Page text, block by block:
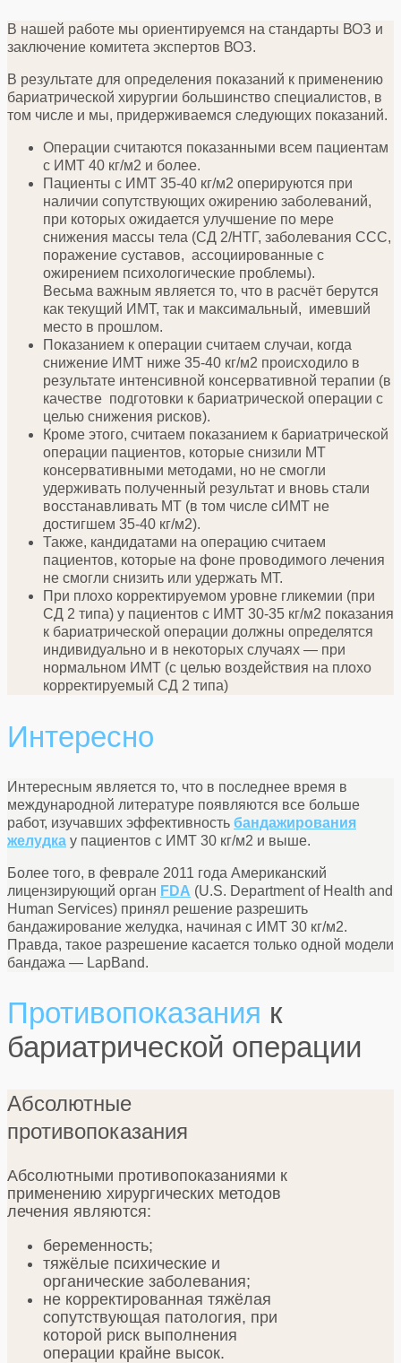
В нашей работе мы ориентируемся на стандарты ВОЗ и
заключение комитета экспертов ВОЗ.
В результате для определения показаний к применению
бариатрической хирургии большинство специалистов, в
том числе и мы, придерживаемся следующих показаний.
Операции считаются показанными всем пациентам
с ИМТ 40 кг/м2 и более.
Пациенты с ИМТ 35-40 кг/м2 оперируются при
наличии сопутствующих ожирению заболеваний,
при которых ожидается улучшение по мере
снижения массы тела (СД 2/НТГ, заболевания CCC,
поражение суставов, ассоциированные с
ожирением психологические проблемы).
Весьма важным является то, что в расчёт берутся
как текущий ИМТ, так и максимальный, имевший
место в прошлом.
Показанием к операции считаем случаи, когда
снижение ИМТ ниже 35-40 кг/м2 происходило в
результате интенсивной консервативной терапии (в
качестве подготовки к бариатрической операции с
целью снижения рисков).
Кроме этого, считаем показанием к бариатрической
операции пациентов, которые снизили МТ
консервативными методами, но не смогли
удерживать полученный результат и вновь стали
восстанавливать МТ (в том числе сИМТ не
достигшем 35-40 кг/м2).
Также, кандидатами на операцию считаем
пациентов, которые на фоне проводимого лечения
не смогли снизить или удержать МТ.
При плохо корректируемом уровне гликемии (при
СД 2 типа) у пациентов с ИМТ 30-35 кг/м2 показания
к бариатрической операции должны определятся
индивидуально и в некоторых случаях — при
нормальном ИМТ (с целью воздействия на плохо
корректируемый СД 2 типа)
Интересно
Интересным является то, что в последнее время в
международной литературе появляются все больше
работ, изучавших эффективность бандажирования
желудка у пациентов с ИМТ 30 кг/м2 и выше.
Более того, в феврале 2011 года Американский
лицензирующий орган FDA (U.S. Department of Health and
Human Services) принял решение разрешить
бандажирование желудка, начиная с ИМТ 30 кг/м2.
Правда, такое разрешение касается только одной модели
бандажа — LapBand.
Противопоказания к
бариатрической операции
Абсолютные
противопоказания
Абсолютными противопоказаниями к
применению хирургических методов
лечения являются:
беременность;
тяжёлые психические и
органические заболевания;
не корректированная тяжёлая
сопутствующая патология, при
которой риск выполнения
операции крайне высок.